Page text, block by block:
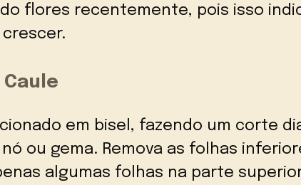
flores recentemente, pois isso
em bisel, fazendo um corte
nó ou gema. Remova as folhas
algumas folhas na parte